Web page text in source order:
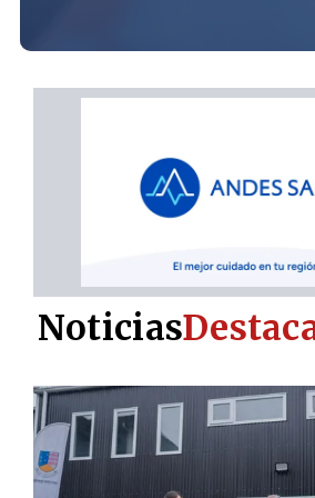
Noticias